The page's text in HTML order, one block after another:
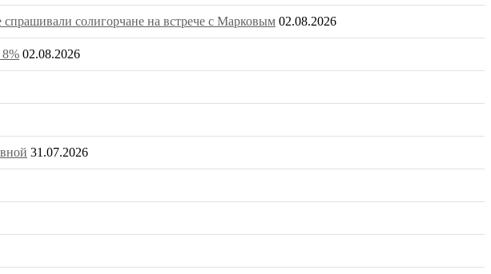
солигорчане на встрече с Марковым 02.08.2026
8% 02.08.2026
31.07.2026